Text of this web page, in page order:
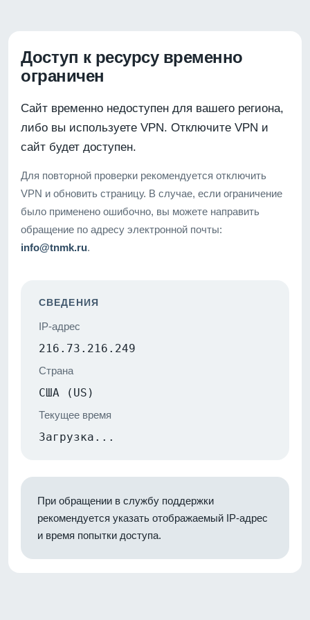
Доступ к ресурсу временно
ограничен
Сайт временно недоступен для вашего региона,
либо вы используете VPN. Отключите VPN и
сайт будет доступен.
Для повторной проверки рекомендуется отключить
VPN и обновить страницу. В случае, если ограничение
было применено ошибочно, вы можете направить
обращение по адресу электронной почты:
info@tnmk.ru.
СВЕДЕНИЯ
IP-адрес
216.73.216.249
Страна
США (US)
Текущее время
Загрузка...
При обращении в службу поддержки
рекомендуется указать отображаемый IP-адрес
и время попытки доступа.